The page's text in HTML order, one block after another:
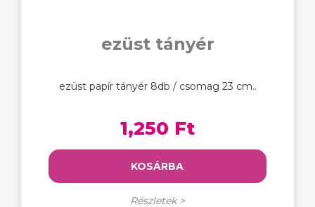
ezüst tányér
ezüst papír tányér 8db / csomag 23 cm..
1,250 Ft
KOSÁRBA
Részletek >